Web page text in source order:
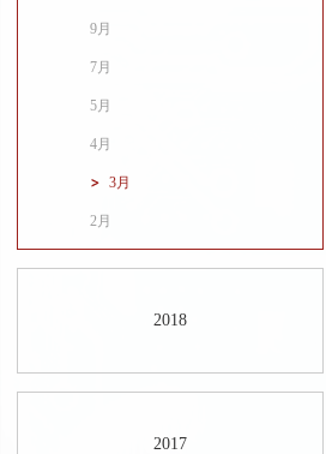
9月
7月
5月
4月
3月
2月
2018
2017